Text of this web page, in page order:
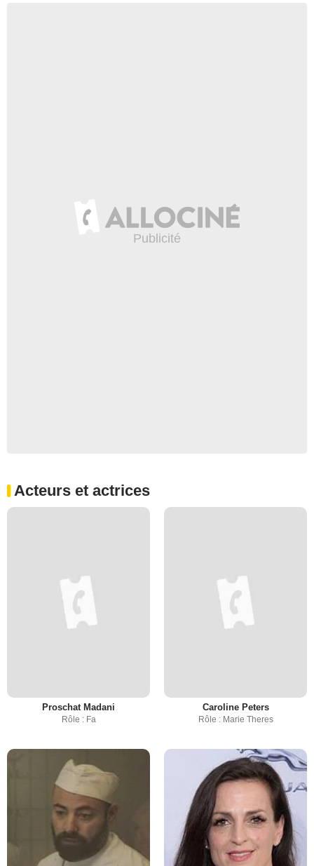
Acteurs et actrices
Proschat Madani
Rôle : Fa
Caroline Peters
Rôle : Marie Theres